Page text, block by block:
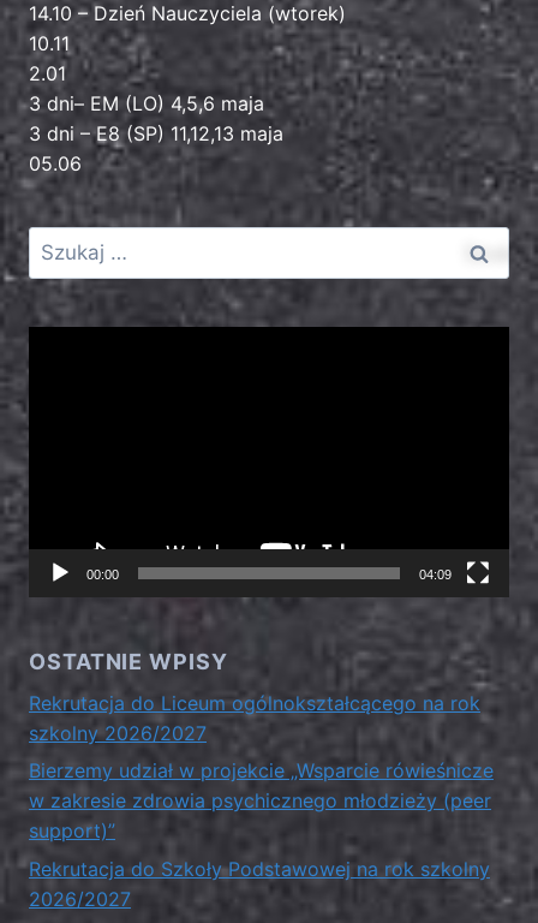
14.10 – Dzień Nauczyciela (wtorek)
10.11
2.01
3 dni– EM (LO) 4,5,6 maja
3 dni – E8 (SP) 11,12,13 maja
05.06
Odtwarzacz
video
00:00 04:09
OSTATNIE WPISY
Rekrutacja do Liceum ogólnokształcącego na rok
szkolny 2026/2027
Bierzemy udział w projekcie „Wsparcie rówieśnicze
w zakresie zdrowia psychicznego młodzieży (peer
support)”
Rekrutacja do Szkoły Podstawowej na rok szkolny
2026/2027